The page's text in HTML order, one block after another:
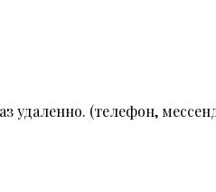
удаленно. (телефон,